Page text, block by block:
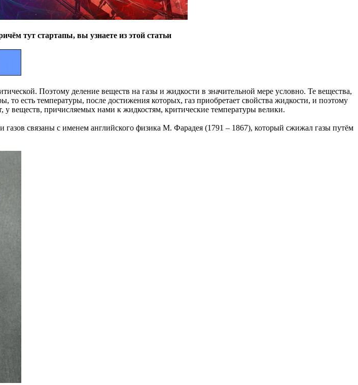
тут стартапы, вы узнаете из этой статьи
Поэтому деление веществ на газы и жидкости в значительной мере условно. Те вещества,
есть температуры, после достижения которых, газ приобретает свойства жидкости, и поэтому
веществ, причисляемых нами к жидкостям, критические температуры велики.
связаны с именем английского физика М. Фарадея (1791 – 1867), который сжижал газы путём